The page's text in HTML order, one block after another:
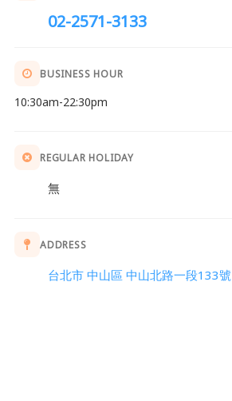
02-2571-3133
BUSINESS HOUR
10:30am-22:30pm
REGULAR HOLIDAY
無
ADDRESS
台北市 中山區 中山北路一段133號